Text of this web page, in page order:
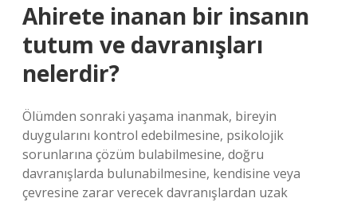
Ahirete inanan bir insanın
tutum ve davranışları
nelerdir?
Ölümden sonraki yaşama inanmak, bireyin
duygularını kontrol edebilmesine, psikolojik
sorunlarına çözüm bulabilmesine, doğru
davranışlarda bulunabilmesine, kendisine veya
çevresine zarar verecek davranışlardan uzak